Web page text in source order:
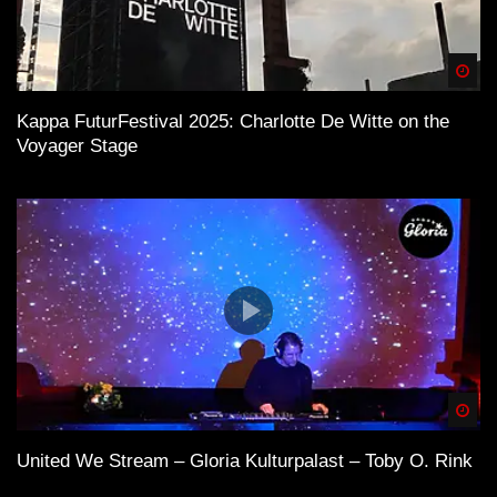
Kappa FuturFestival 2025: Charlotte De Witte on the
Voyager Stage
United We Stream – Gloria Kulturpalast – Toby O. Rink